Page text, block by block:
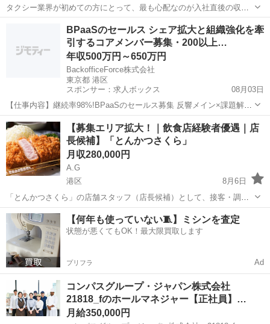
タクシー業界が初めての方にとって、最も心配なのが入社直後の収入
です。 こちらの求人では、一定期間の給与保障制度を用意していま
しずつ売上を伸ばしていけ...
BPaaSのセールス シェア拡大と組織強化を牽
引するコアメンバー募集・200以上…
年収500万円～650万円
BackofficeForce株式会社
東京都 港区
スポンサー：求人ボックス
08月03日
【仕事内容】継続率98%!BPaaSのセールス募集 反響メイン×課題解決
型|マーケ施策からクロージングまで一気通貫! 専門人材×テクノロジー
の力で日本のバックオフィスをアップデート 仕事内容: ここがポイン
ト! ・バックオフィスト...
正社員
【募集エリア拡大！｜飲食店経験者優遇｜店
長候補】「とんかつさくら」
月収280,000円
A.G
港区
8月6日
「とんかつさくら」の店舗スタッフ（店長候補）として、接客・調
理・店舗運営を段階的に学びながら、将来的には店長としてマネジメ
ント業務を担っていただきます。 未経験の方でも、研修制度・マニュ
アル・OJTが整っているため、基礎か...
東京 港区 飲食
【何年も使っていない🧵】ミシンを査定
状態が悪くてもOK！最大限買取します
プリフラ Ad
コンパスグループ・ジャパン株式会社
21818_fのホールマネジャー【正社員】…
月給350,000円